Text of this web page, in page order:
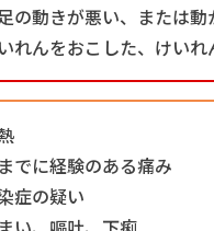
の動きが悪い、または動
れんをおこした、けいれ
でに経験のある痛み
症の疑い